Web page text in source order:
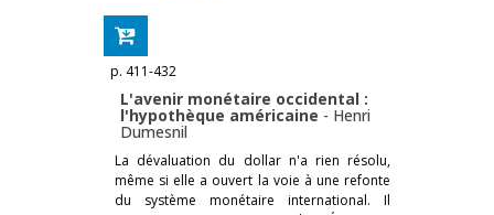
p. 411-432
L'avenir monétaire occidental :
l'hypothèque américaine - Henri
Dumesnil
La dévaluation du dollar n'a rien résolu,
même si elle a ouvert la voie à une refonte
du système monétaire international. Il